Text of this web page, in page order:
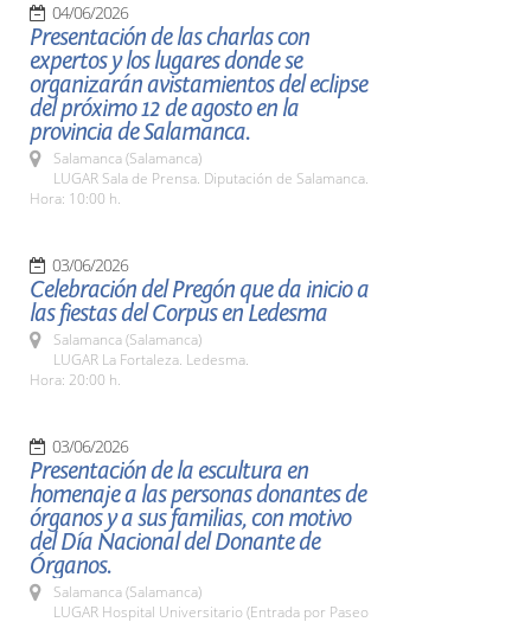
04/06/2026
Presentación de las charlas con
expertos y los lugares donde se
organizarán avistamientos del eclipse
del próximo 12 de agosto en la
provincia de Salamanca.
Salamanca (Salamanca)
LUGAR Sala de Prensa. Diputación de Salamanca.
Hora: 10:00 h.
03/06/2026
Celebración del Pregón que da inicio a
las fiestas del Corpus en Ledesma
Salamanca (Salamanca)
LUGAR La Fortaleza. Ledesma.
Hora: 20:00 h.
03/06/2026
Presentación de la escultura en
homenaje a las personas donantes de
órganos y a sus familias, con motivo
del Día Nacional del Donante de
Órganos.
Salamanca (Salamanca)
LUGAR Hospital Universitario (Entrada por Paseo